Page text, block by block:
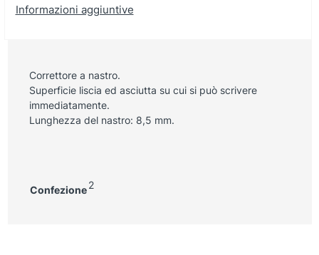
Informazioni aggiuntive
Correttore a nastro.
Superficie liscia ed asciutta su cui si può scrivere
immediatamente.
Lunghezza del nastro: 8,5 mm.
Confezione 2